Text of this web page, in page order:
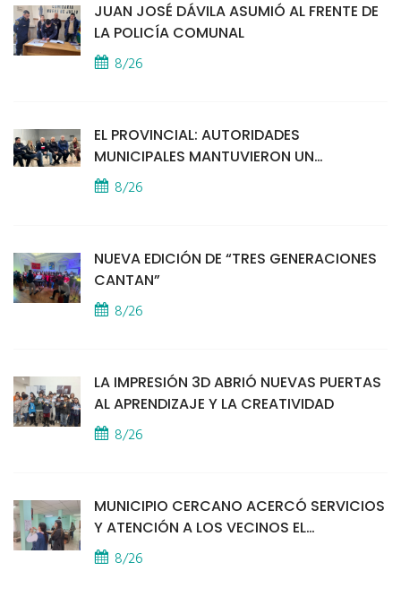
JUAN JOSÉ DÁVILA ASUMIÓ AL FRENTE DE
LA POLICÍA COMUNAL
8/26
EL PROVINCIAL: AUTORIDADES
MUNICIPALES MANTUVIERON UN
ENCUENTRO CON VECINOS POR LA
SEGURIDAD
8/26
NUEVA EDICIÓN DE “TRES GENERACIONES
CANTAN”
8/26
LA IMPRESIÓN 3D ABRIÓ NUEVAS PUERTAS
AL APRENDIZAJE Y LA CREATIVIDAD
8/26
MUNICIPIO CERCANO ACERCÓ SERVICIOS
Y ATENCIÓN A LOS VECINOS EL
PROVINCIAL
8/26